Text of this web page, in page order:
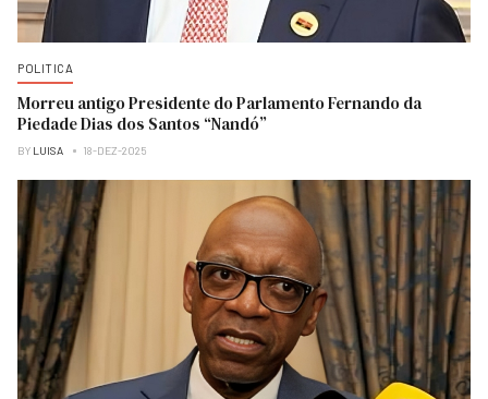
POLITICA
Morreu antigo Presidente do Parlamento Fernando da
Piedade Dias dos Santos “Nandó”
BY LUISA 18-DEZ-2025